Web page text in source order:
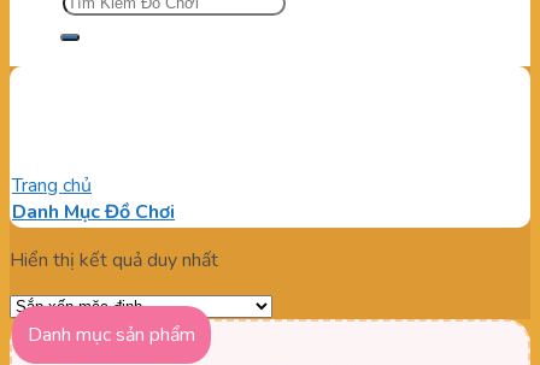
kiếm:
Trang chủ
Danh Mục Đồ Chơi
Hiển thị kết quả duy nhất
Danh mục sản phẩm